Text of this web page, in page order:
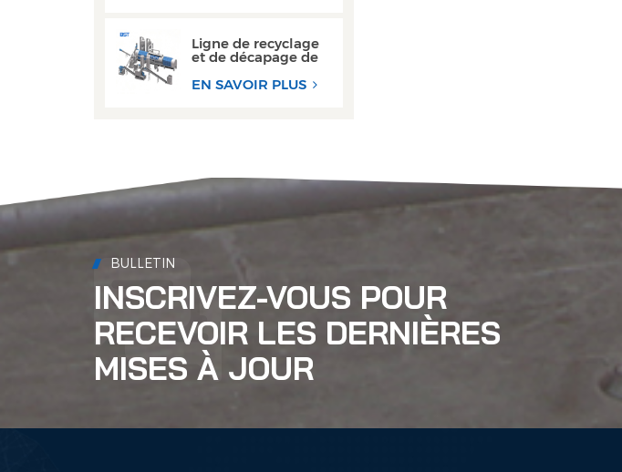
Ligne de recyclage
et de décapage de
canettes en
aluminium haute
EN SAVOIR PLUS
BULLETIN
INSCRIVEZ-VOUS POUR
RECEVOIR LES DERNIÈRES
MISES À JOUR